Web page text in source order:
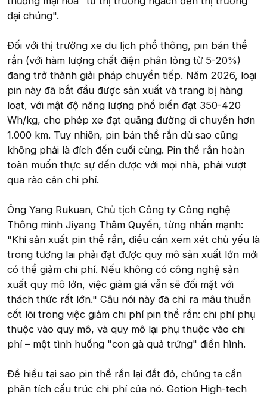
đại chúng".
Đối với thị trường xe du lịch phổ thông, pin bán thể
rắn (với hàm lượng chất điện phân lỏng từ 5-20%)
đang trở thành giải pháp chuyển tiếp. Năm 2026, loại
pin này đã bắt đầu được sản xuất và trang bị hàng
loạt, với mật độ năng lượng phổ biến đạt 350-420
Wh/kg, cho phép xe đạt quãng đường di chuyển hơn
1.000 km. Tuy nhiên, pin bán thể rắn dù sao cũng
không phải là đích đến cuối cùng. Pin thể rắn hoàn
toàn muốn thực sự đến được với mọi nhà, phải vượt
qua rào cản chi phí.
Ông Yang Rukuan, Chủ tịch Công ty Công nghệ
Thông minh Jiyang Thâm Quyến, từng nhấn mạnh:
"Khi sản xuất pin thể rắn, điều cần xem xét chủ yếu là
trong tương lai phải đạt được quy mô sản xuất lớn mới
có thể giảm chi phí. Nếu không có công nghệ sản
xuất quy mô lớn, việc giảm giá vẫn sẽ đối mặt với
thách thức rất lớn." Câu nói này đã chỉ ra mâu thuẫn
cốt lõi trong việc giảm chi phí pin thể rắn: chi phí phụ
thuộc vào quy mô, và quy mô lại phụ thuộc vào chi
phí – một tình huống "con gà quả trứng" điển hình.
Để hiểu tại sao pin thể rắn lại đắt đỏ, chúng ta cần
phân tích cấu trúc chi phí của nó. Gotion High-tech